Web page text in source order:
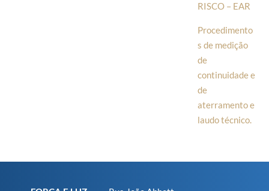
RISCO – EAR
Procedimento
s de medição
de
continuidade e
de
aterramento e
laudo técnico.